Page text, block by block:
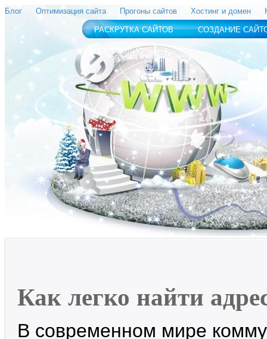
Блог Оптимизация сайта Прогоны сайтов Хостинг и домен
РАСКРУТКА САЙТОВ СОЗДАНИЕ
ПОРТФОЛИО
Как легко найти
В современном мире